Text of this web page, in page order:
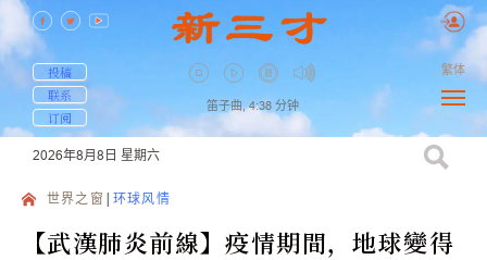
投稿
联系
订阅
笛子曲, 4:38 分钟
繁体
2026年8月8日 星期六
世界之窗 环球风情
【武漢肺炎前線】疫情期間，地球變得